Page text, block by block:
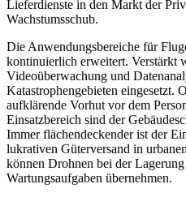
Lieferdienste in den Markt der
Wachstumsschub.
Die Anwendungsbereiche für
kontinuierlich erweitert. Verstärkt
Videoüberwachung und
Katastrophengebieten eingesetzt.
aufklärende Vorhut vor dem
Einsatzbereich sind der
Immer flächendeckender ist der
lukrativen Güterversand in
können Drohnen bei der
Wartungsaufgaben übernehmen.